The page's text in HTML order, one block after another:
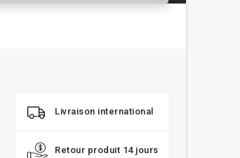
Livraison international
Retour produit 14 jours